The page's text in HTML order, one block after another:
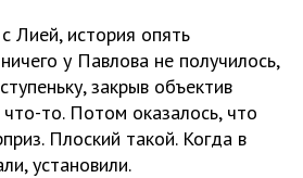
Лией, история опять
у Павлова не получилось,
закрыв объектив
то. Потом оказалось, что
Плоский такой. Когда в
установили.